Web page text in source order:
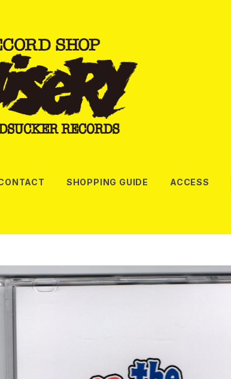
SHOPPING GUIDE ACCESS